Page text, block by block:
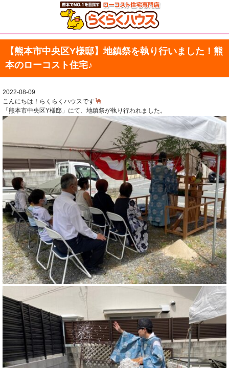
【熊本市中央区Y様邸】地鎮祭を執り行いました！熊
本のローコスト住宅♪
2022-08-09
こんにちは！らくらくハウスです
「熊本市中央区Y様邸」にて、地鎮祭が執り行われました。